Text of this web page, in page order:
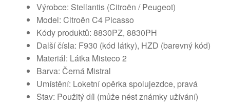
Výrobce: Stellantis (Citroën / Peugeot)
Model: Citroën C4 Picasso
Kódy produktů: 8830PZ, 8830PH
Další čísla: F930 (kód látky), HZD (barevný kód)
Materiál: Látka Misteco 2
Barva: Černá Mistral
Umístění: Loketní opěrka spolujezdce, pravá
Stav: Použitý díl (může nést známky užívání)